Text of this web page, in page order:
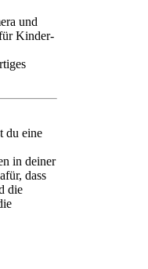
und
Kinder-
du eine
in deiner
dass
die